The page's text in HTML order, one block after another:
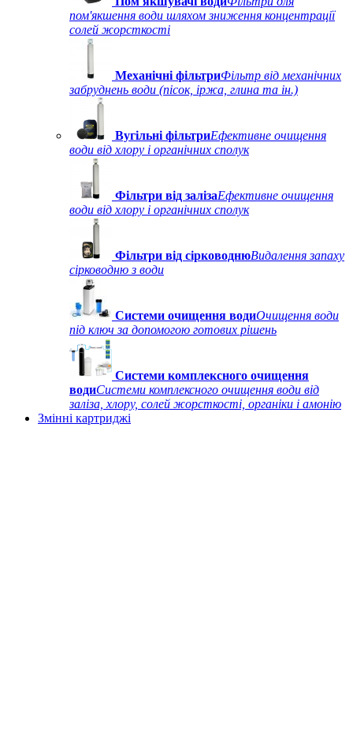
пом'якшення води шляхом зниження концентрації
солей жорсткості
Механічні фільтриФільтр від механічних
забруднень води (пісок, іржа, глина та ін.)
Вугільні фільтриЕфективне очищення
води від хлору і органічних сполук
Фільтри від залізаЕфективне очищення
води від хлору і органічних сполук
Фільтри від сірководнюВидалення запаху
сірководню з води
Системи очищення водиОчищення води
під ключ за допомогою готових рішень
Системи комплексного очищення
водиСистеми комплексного очищення води від
заліза, хлору, солей жорсткості, органіки і амонію
Змінні картриджі